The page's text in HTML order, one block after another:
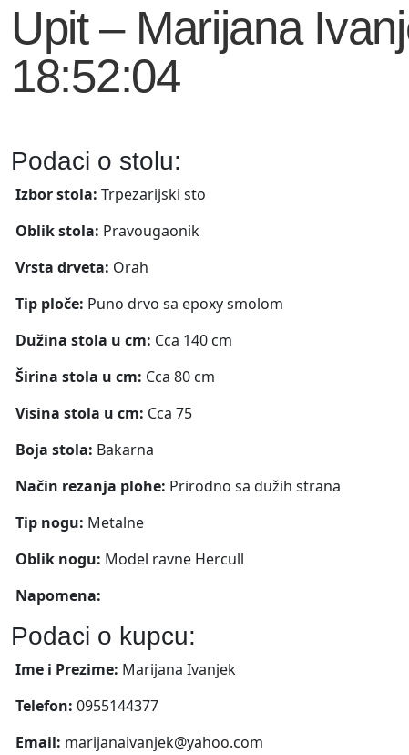
Upit – Marijana
18:52:04
Podaci o stolu:
Izbor stola: Trpezarijski sto
Oblik stola: Pravougaonik
Vrsta drveta: Orah
Tip ploče: Puno drvo sa epoxy smolom
Dužina stola u cm: Cca 140 cm
Širina stola u cm: Cca 80 cm
Visina stola u cm: Cca 75
Boja stola: Bakarna
Način rezanja plohe: Prirodno sa dužih strana
Tip nogu: Metalne
Oblik nogu: Model ravne Hercull
Napomena:
Podaci o kupcu:
Ime i Prezime: Marijana Ivanjek
Telefon: 0955144377
Email: marijanaivanjek@yahoo.com